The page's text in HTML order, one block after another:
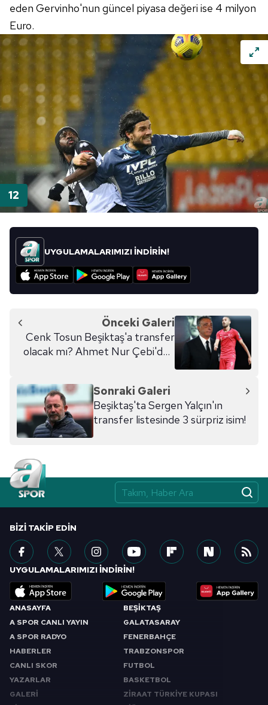
eden Gervinho'nun güncel piyasa değeri ise 4 milyon
Euro.
UYGULAMALARIMIZI İNDİRİN!
Önceki Galeri
Cenk Tosun Beşiktaş'a transfer
olacak mı? Ahmet Nur Çebi'den
Sonraki Galeri
Beşiktaş'ta Sergen Yalçın'ın
transfer listesinde 3 sürpriz isim!
ANASAYFA
A SPOR CANLI YAYIN
A SPOR RADYO
HABERLER
CANLI SKOR
YAZARLAR
GALERİ
BEŞİKTAŞ
GALATASARAY
FENERBAHÇE
TRABZONSPOR
FUTBOL
BASKETBOL
ZİRAAT TÜRKİYE KUPASI
BIZI TAKIP EDIN
UYGULAMALARIMIZI İNDİRİN!